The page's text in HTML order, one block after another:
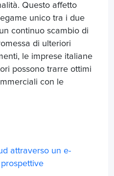
Questo affetto
unico tra i due
continuo scambio di
di ulteriori
le imprese italiane
possono trarre ottimi
con le
attraverso un e-